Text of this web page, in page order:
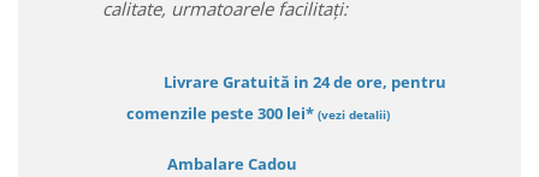
calitate, urmatoarele facilitați:
Livrare Gratuită in 24 de ore, pentru
comenzile peste 300 lei* (vezi detalii)
Ambalare Cadou